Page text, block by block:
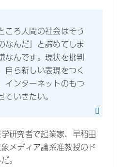
ころ人間の社会はそう
なんだ」と諦めてしま
なんです。現状を批判
自ら新しい表現をつく
インターネットのもつ
いきたい。
研究者で起業家、早稲田
メディア論系准教授のド
。